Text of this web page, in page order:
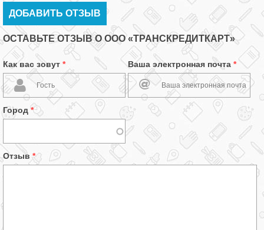
ДОБАВИТЬ ОТЗЫВ
ОСТАВЬТЕ ОТЗЫВ О ООО «ТРАНСКРЕДИТКАРТ»
Как вас зовут * Ваша электронная почта *
Город *
Отзыв *